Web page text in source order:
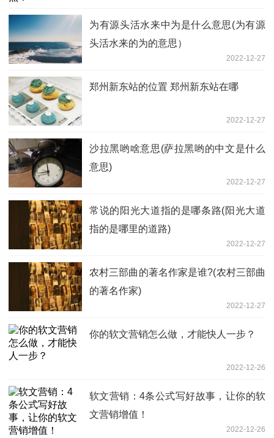
为有源头活水来中为是什么意思(为有源
头活水来的为的意思）
2022-12-27
郑州新东站的位置 郑州新东站在哪
2022-12-27
沙拉黑哟啥意思(萨拉黑哟的中文是什么
意思)
2022-12-27
常说的阳光大道指的是哪条路(阳光大道
指的是哪里的道路)
2022-12-27
农村三部曲的著名作家是谁?(农村三部曲
的著名作家)
2022-12-27
你的软文营销怎么做，才能快人一步？
2022-12-26
软文营销：4条公式写好故事，让你的软
文营销增值！
2022-12-26